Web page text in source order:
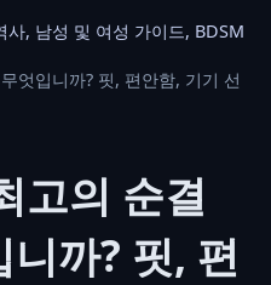
사, 남성 및 여성 가이드, BDSM
엇입니까? 핏, 편안함, 기기 선
고의 순결
까? 핏, 편